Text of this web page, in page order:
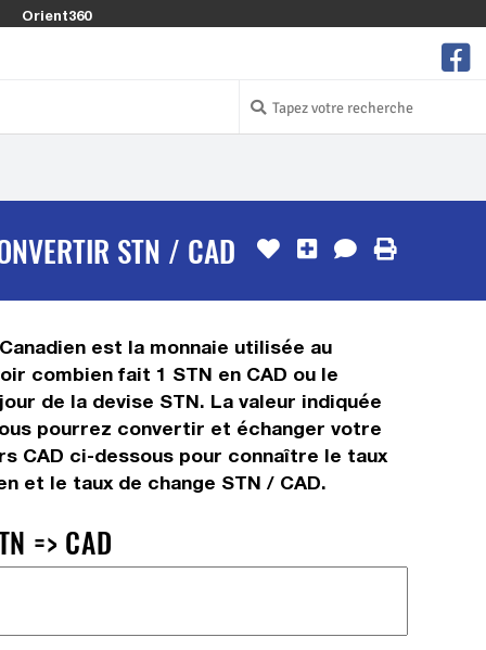
Orient360
STN / CAD
est la monnaie utilisée au
combien fait 1 STN en CAD ou le
de la devise STN. La valeur indiquée
pourrez convertir et échanger votre
CAD ci-dessous pour connaître le taux
et le taux de change STN / CAD.
=> CAD